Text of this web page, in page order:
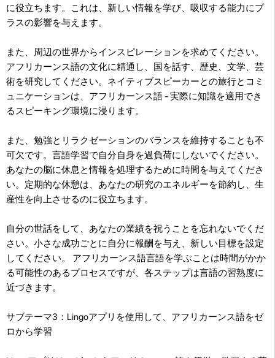
に役立ちます。これは、新しい情報を学び、吸収する能力にプ
ラスの影響を与えます。
また、周辺の世界からインスピレーションを求めてください。
アフリカーンス語の文化に精通し、国を話す、歴史、文学、芸
術を研究してください。ネイティブスピーカーとの旅行とコミ
ュニケーションは、アフリカーンス語 - 実際に知識を適用でき
るスピーキング環境に浸ります。
また、勉強とリラクゼーションのバランスを維持することも不
可欠です。言語学習で自分自身を過負荷にしないでください。
あなたの脳に休息と情報を処理するために時間を与えてくださ
い。定期的な休憩は、あなたの研究のエネルギーを節約し、生
産性を向上させるのに役立ちます。
自分の世話をして、あなたの業績を祝うことを忘れないでくだ
さい。小さな成功ごとに自分に報酬を与え、新しい目標を設定
してください。 アフリカーンス語言語を学ぶことは時間がかか
る可能性のあるプロセスですが、各ステップは言語の習熟度に
近づきます。
サブテーマ3：Lingoアプリを使用して、アフリカーンス語をゼ
ロから学習